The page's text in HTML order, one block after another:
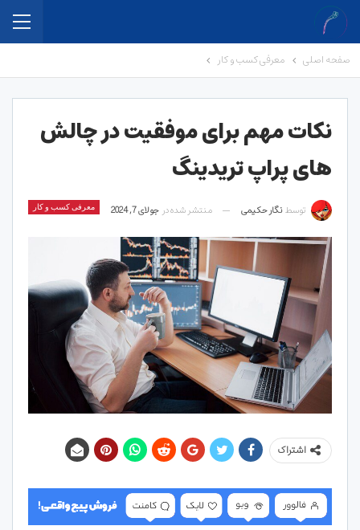
صفحه اصلی معرفی کسب و کار
نکات مهم برای موفقیت در چالش
های پراپ تریدینگ
معرفی کسب و کار توسط نگار حکیمی منتشر شده در جولای 7, 2024
اشتراک